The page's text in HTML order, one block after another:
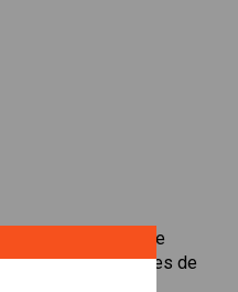
de acciones le
de oportunidades de